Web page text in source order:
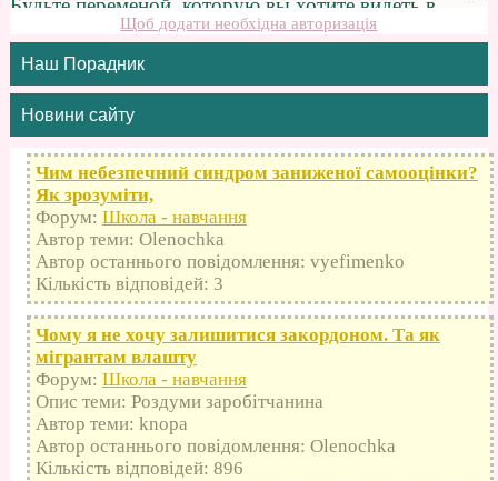
Щоб додати необхідна авторизація
Наш Порадник
Новини сайту
Чим небезпечний синдром заниженої самооцінки?
Як зрозуміти,
Форум: Школа - навчання
Автор теми: Olenochka
Автор останнього повідомлення: vyefimenko
Кількість відповідей: 3
Чому я не хочу залишитися закордоном. Та як
мігрантам влашту
Форум: Школа - навчання
Опис теми: Роздуми заробітчанина
Автор теми: knopa
Автор останнього повідомлення: Olenochka
Кількість відповідей: 896